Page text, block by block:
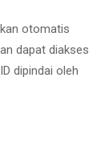
otomatis
dapat diakses
dipindai oleh